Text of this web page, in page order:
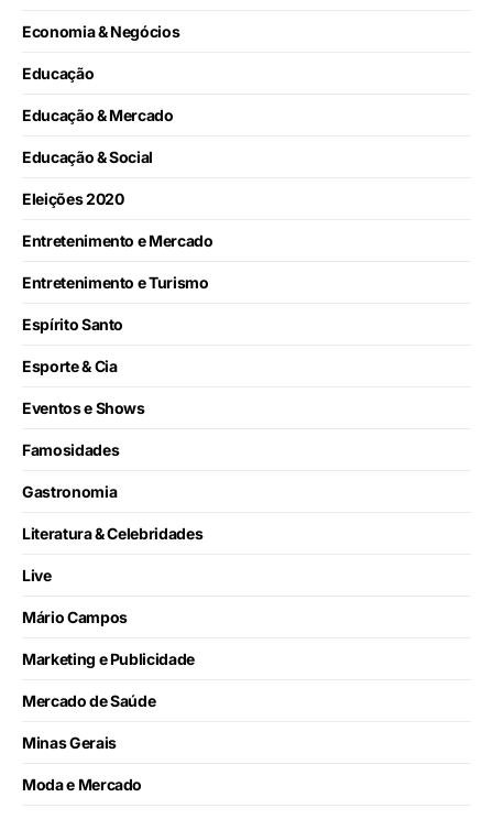
Economia & Negócios
Educação
Educação & Mercado
Educação & Social
Eleições 2020
Entretenimento e Mercado
Entretenimento e Turismo
Espírito Santo
Esporte & Cia
Eventos e Shows
Famosidades
Gastronomia
Literatura & Celebridades
Live
Mário Campos
Marketing e Publicidade
Mercado de Saúde
Minas Gerais
Moda e Mercado